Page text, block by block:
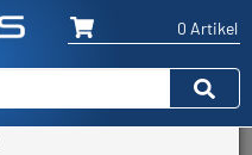
0 Artikel